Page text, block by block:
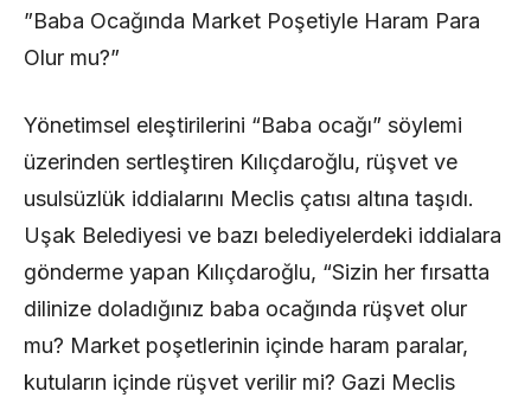
​”Baba Ocağında Market Poşetiyle Haram Para
Olur mu?”
​Yönetimsel eleştirilerini “Baba ocağı” söylemi
üzerinden sertleştiren Kılıçdaroğlu, rüşvet ve
usulsüzlük iddialarını Meclis çatısı altına taşıdı.
Uşak Belediyesi ve bazı belediyelerdeki iddialara
gönderme yapan Kılıçdaroğlu, “Sizin her fırsatta
dilinize doladığınız baba ocağında rüşvet olur
mu? Market poşetlerinin içinde haram paralar,
kutuların içinde rüşvet verilir mi? Gazi Meclis